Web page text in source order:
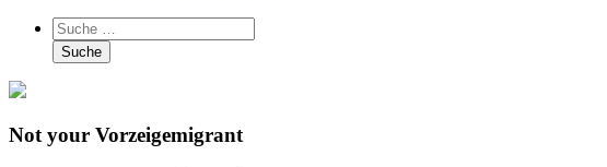
Not your Vorzeigemigrant